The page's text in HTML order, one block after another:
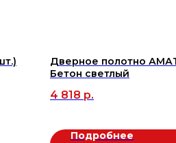
Дверное полотно
Бетон светлый
4 818 р.
Подробнее